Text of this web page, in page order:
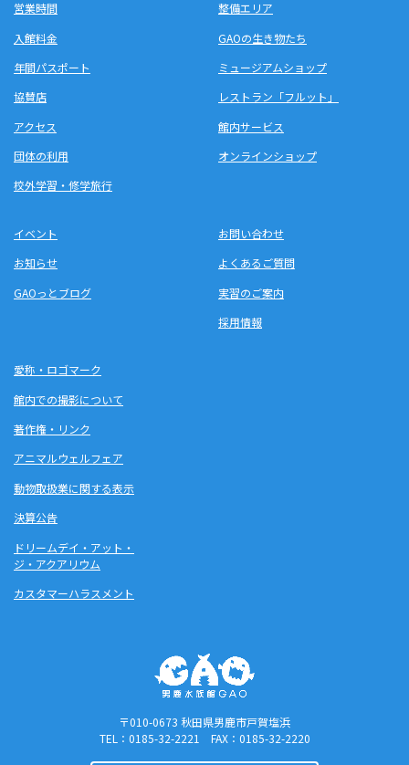
営業時間
入館料金
年間パスポート
協賛店
アクセス
団体の利用
校外学習・修学旅行
整備エリア
GAOの生き物たち
ミュージアムショップ
レストラン「フルット」
館内サービス
オンラインショップ
イベント
お知らせ
GAOっとブログ
お問い合わせ
よくあるご質問
実習のご案内
採用情報
愛称・ロゴマーク
館内での撮影について
著作権・リンク
アニマルウェルフェア
動物取扱業に関する表示
決算公告
ドリームデイ・アット・
ジ・アクアリウム
カスタマーハラスメント
〒010-0673 秋田県男鹿市戸賀塩浜
TEL：0185-32-2221 FAX：0185-32-2220